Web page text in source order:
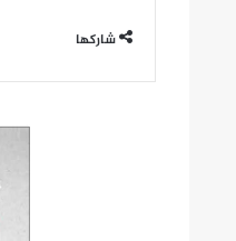
شاركها